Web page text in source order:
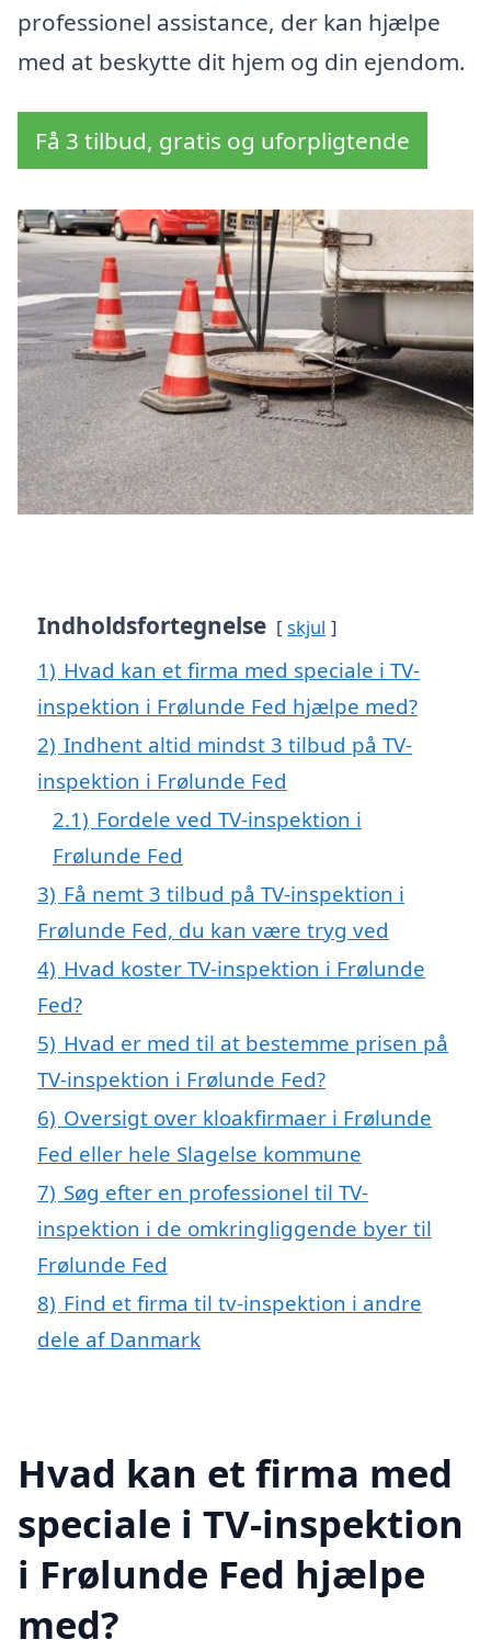
professionel assistance, der kan hjælpe
med at beskytte dit hjem og din ejendom.
Få 3 tilbud, gratis og uforpligtende
Indholdsfortegnelse skjul
1) Hvad kan et firma med speciale i TV-
inspektion i Frølunde Fed hjælpe med?
2) Indhent altid mindst 3 tilbud på TV-
inspektion i Frølunde Fed
2.1) Fordele ved TV-inspektion i
Frølunde Fed
3) Få nemt 3 tilbud på TV-inspektion i
Frølunde Fed, du kan være tryg ved
4) Hvad koster TV-inspektion i Frølunde
Fed?
5) Hvad er med til at bestemme prisen på
TV-inspektion i Frølunde Fed?
6) Oversigt over kloakfirmaer i Frølunde
Fed eller hele Slagelse kommune
7) Søg efter en professionel til TV-
inspektion i de omkringliggende byer til
Frølunde Fed
8) Find et firma til tv-inspektion i andre
dele af Danmark
Hvad kan et firma med
speciale i TV-inspektion
i Frølunde Fed hjælpe
med?